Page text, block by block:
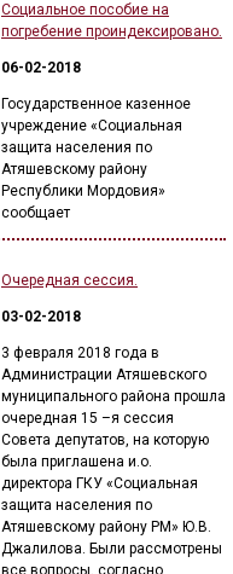
Социальное пособие на
погребение проиндексировано.
06-02-2018
Государственное казенное
учреждение «Социальная
защита населения по
Атяшевскому району
Республики Мордовия»
сообщает
Очередная сессия.
03-02-2018
3 февраля 2018 года в
Администрации Атяшевского
муниципального района прошла
очередная 15 –я сессия
Совета депутатов, на которую
была приглашена и.о.
директора ГКУ «Социальная
защита населения по
Атяшевскому району РМ» Ю.В.
Джалилова. Были рассмотрены
все вопросы, согласно